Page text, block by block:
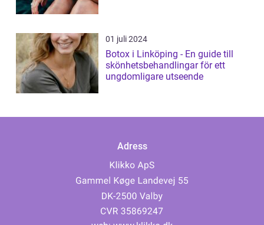
01 juli 2024
Botox i Linköping - En guide till
skönhetsbehandlingar för ett
ungdomligare utseende
Adress